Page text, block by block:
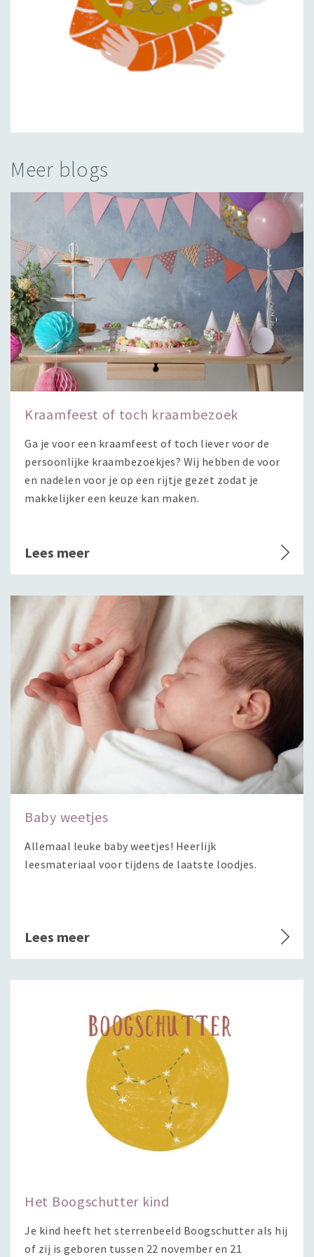
Meer blogs
Kraamfeest of toch kraambezoek
Ga je voor een kraamfeest of toch liever voor de
persoonlijke kraambezoekjes? Wij hebben de voor
en nadelen voor je op een rijtje gezet zodat je
makkelijker een keuze kan maken.
Lees meer
Baby weetjes
Allemaal leuke baby weetjes! Heerlijk
leesmateriaal voor tijdens de laatste loodjes.
Lees meer
Het Boogschutter kind
Je kind heeft het sterrenbeeld Boogschutter als hij
of zij is geboren tussen 22 november en 21